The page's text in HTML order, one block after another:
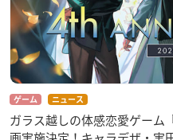
ゲーム ニュース
ガラス越しの体感恋愛ゲーム